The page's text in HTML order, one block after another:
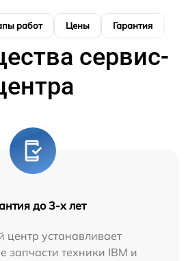
работ Цены Гарантия
сервис-
до 3-х лет
центр устанавливает
запчасти техники IBM и